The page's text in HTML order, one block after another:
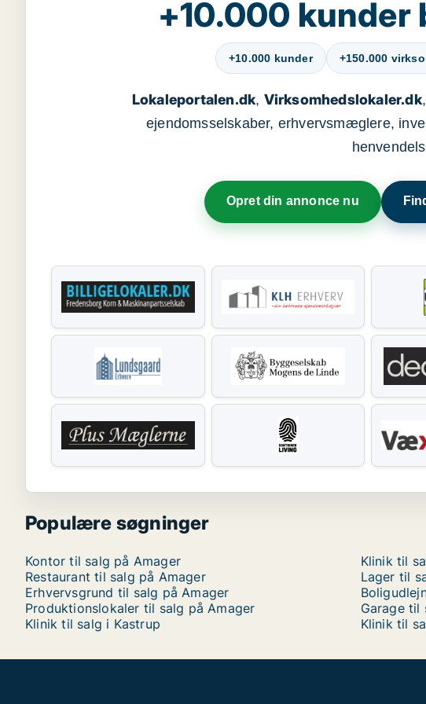
+10.000 kunder
+10.000 kunder +150.000
Lokaleportalen.dk, Virksomhedslokaler.dk
ejendomsselskaber, erhvervsmæglere,
Opret din annonce nu
Populære søgninger
Kontor til salg på Amager Klinik til
Restaurant til salg på Amager
Lager til
Erhvervsgrund til salg på Amager
Produktionslokaler til salg på Amager
Garage til
Klinik til salg i Kastrup
Klinik til